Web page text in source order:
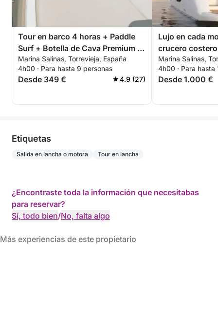
Tour en barco 4 horas + Paddle
Surf + Botella de Cava Premium -
TODO INCLUIDO
Marina Salinas, Torrevieja, España
4h00 · Para hasta 9 personas
Desde 349 € 4.9 (27)
Lujo en cada
crucero
Torrevieja
Marina Salinas,
4h00 · Para hasta
Desde 1.000 €
Etiquetas
Salida en lancha o motora Tour en lancha
¿Encontraste toda la información que necesitabas
para reservar?
Sí, todo bien/No, falta algo
Más experiencias de este propietario